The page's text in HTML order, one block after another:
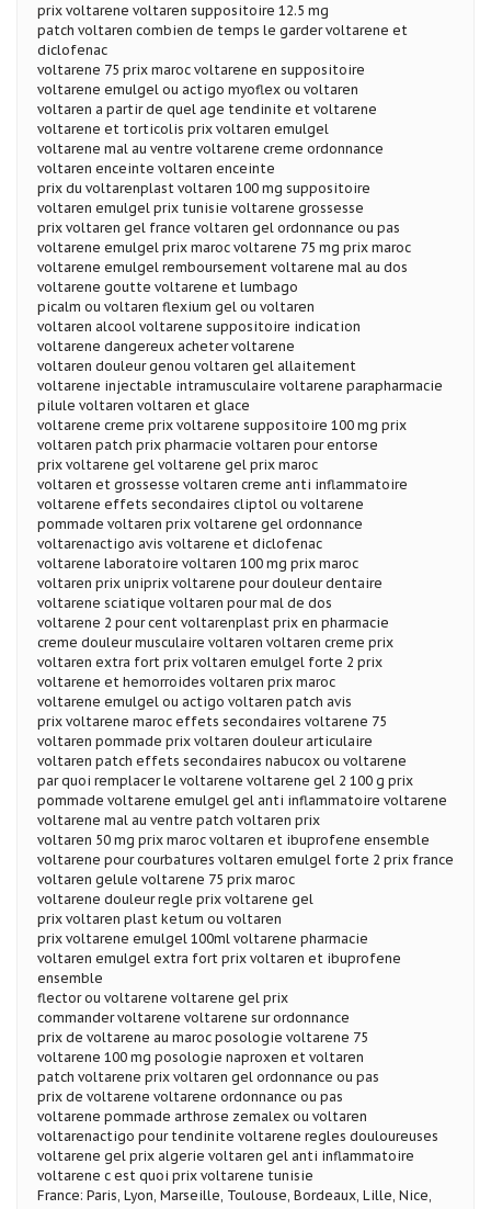
prix voltarene voltaren suppositoire 12.5 mg
patch voltaren combien de temps le garder voltarene et
diclofenac
voltarene 75 prix maroc voltarene en suppositoire
voltarene emulgel ou actigo myoflex ou voltaren
voltaren a partir de quel age tendinite et voltarene
voltarene et torticolis prix voltaren emulgel
voltarene mal au ventre voltarene creme ordonnance
voltaren enceinte voltaren enceinte
prix du voltarenplast voltaren 100 mg suppositoire
voltaren emulgel prix tunisie voltarene grossesse
prix voltaren gel france voltaren gel ordonnance ou pas
voltarene emulgel prix maroc voltarene 75 mg prix maroc
voltarene emulgel remboursement voltarene mal au dos
voltarene goutte voltarene et lumbago
picalm ou voltaren flexium gel ou voltaren
voltaren alcool voltarene suppositoire indication
voltarene dangereux acheter voltarene
voltaren douleur genou voltaren gel allaitement
voltarene injectable intramusculaire voltarene parapharmacie
pilule voltaren voltaren et glace
voltarene creme prix voltarene suppositoire 100 mg prix
voltaren patch prix pharmacie voltaren pour entorse
prix voltarene gel voltarene gel prix maroc
voltaren et grossesse voltaren creme anti inflammatoire
voltarene effets secondaires cliptol ou voltarene
pommade voltaren prix voltarene gel ordonnance
voltarenactigo avis voltarene et diclofenac
voltarene laboratoire voltaren 100 mg prix maroc
voltaren prix uniprix voltarene pour douleur dentaire
voltarene sciatique voltaren pour mal de dos
voltarene 2 pour cent voltarenplast prix en pharmacie
creme douleur musculaire voltaren voltaren creme prix
voltaren extra fort prix voltaren emulgel forte 2 prix
voltarene et hemorroides voltaren prix maroc
voltarene emulgel ou actigo voltaren patch avis
prix voltarene maroc effets secondaires voltarene 75
voltaren pommade prix voltaren douleur articulaire
voltaren patch effets secondaires nabucox ou voltarene
par quoi remplacer le voltarene voltarene gel 2 100 g prix
pommade voltarene emulgel gel anti inflammatoire voltarene
voltarene mal au ventre patch voltaren prix
voltaren 50 mg prix maroc voltaren et ibuprofene ensemble
voltarene pour courbatures voltaren emulgel forte 2 prix france
voltaren gelule voltarene 75 prix maroc
voltarene douleur regle prix voltarene gel
prix voltaren plast ketum ou voltaren
prix voltarene emulgel 100ml voltarene pharmacie
voltaren emulgel extra fort prix voltaren et ibuprofene
ensemble
flector ou voltarene voltarene gel prix
commander voltarene voltarene sur ordonnance
prix de voltarene au maroc posologie voltarene 75
voltarene 100 mg posologie naproxen et voltaren
patch voltarene prix voltaren gel ordonnance ou pas
prix de voltarene voltarene ordonnance ou pas
voltarene pommade arthrose zemalex ou voltaren
voltarenactigo pour tendinite voltarene regles douloureuses
voltarene gel prix algerie voltaren gel anti inflammatoire
voltarene c est quoi prix voltarene tunisie
France: Paris, Lyon, Marseille, Toulouse, Bordeaux, Lille, Nice,